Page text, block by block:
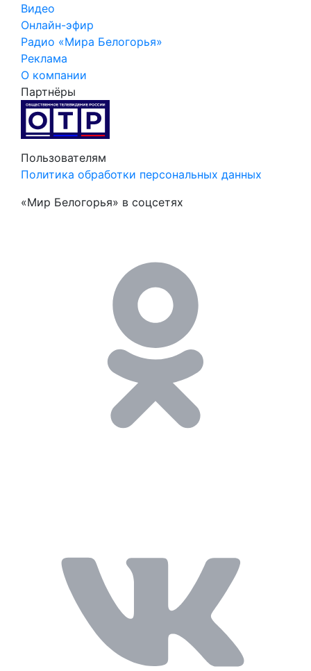
Видео
Онлайн-эфир
Радио «Мира Белогорья»
Реклама
О компании
Партнёры
Пользователям
Политика обработки персональных данных
«Мир Белогорья» в соцсетях